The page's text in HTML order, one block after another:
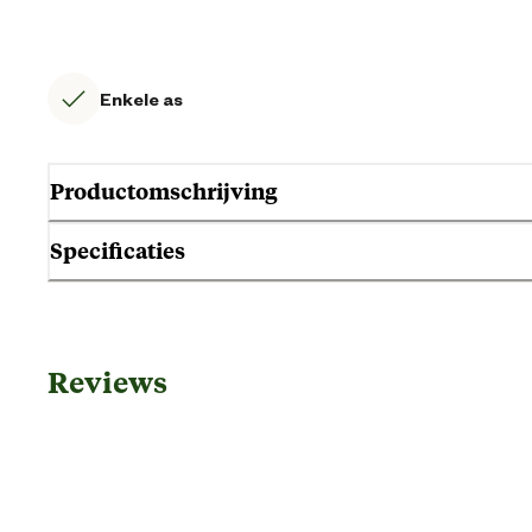
Enkele as
Productomschrijving
Specificaties
Geschikt voor leeftijdsfase
Reviews